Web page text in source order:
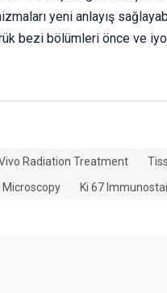
yeni anlayış
bezi bölümleri önce ve
Radiation Treatment
Ki 67